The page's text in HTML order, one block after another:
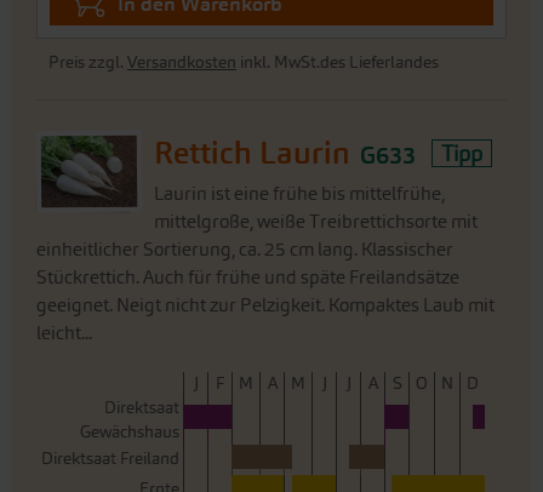
Preis zzgl. Versandkosten inkl. MwSt.des Lieferlandes
Rettich Laurin G633 Tipp
Laurin ist eine frühe bis mittelfrühe,
mittelgroße, weiße Treibrettichsorte mit
einheitlicher Sortierung, ca. 25 cm lang. Klassischer
Stückrettich. Auch für frühe und späte Freilandsätze
geeignet. Neigt nicht zur Pelzigkeit. Kompaktes Laub mit
leicht...
J F M A M J J A S O N
D
Direktsaat
Gewächshaus
Direktsaat Freiland